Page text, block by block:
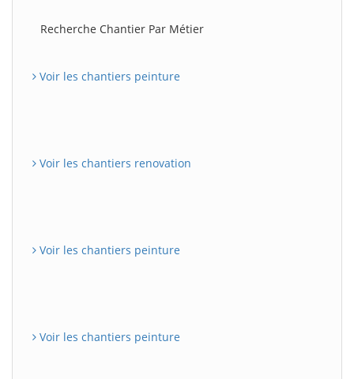
Recherche Chantier Par Métier
Voir les chantiers peinture
Voir les chantiers renovation
Voir les chantiers peinture
Voir les chantiers peinture